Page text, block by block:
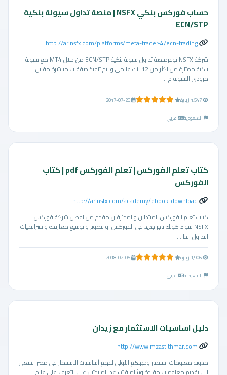
حساب فوركس بنكي NSFX | منصة تداول سيولة بنكية
ECN/STP
http://ar.nsfx.com/platforms/meta-trader-4/ecn-trading
شركة NSFX توفرمنصة تداول سيولة بنكية‬ ECN/STP من خلال MT4 مع سيولة
بنكية ممتازة من اكثر من 12 بنك عالمي و يتم تنفيذ صفقات مباشرة مقابل
مزودي السيولة م ...
5.0 من 5 نجوم
السعودية
عربي
كتاب تعلم الفوركس | تعلم الفوركس pdf | كتاب
الفوركس
http://ar.nsfx.com/academy/ebook-download
كتاب تعلم الفوركس للمبتدئين والمحترفين مقدم من افضل شركة فوركس
NSFX سواء كونك تاجر جديد في الفوركس او لتطوير و توسيع معارفك واستراتيجيات
التداول الخا ...
5.0 من 5 نجوم
السعودية
عربي
دليل اساسيات الاستثمار مع زيدان
http://www.mzastithmar.com
مدونة معلومات استثمار وجهتكم الأولى لفهم أساسيات الاستثمار في مصر. نسعى
إلى تقديم معلومات مفيدة وشاملة تساعد المبتدئين على التعرف على عالم